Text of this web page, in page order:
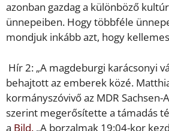
azonban gazdag a különböző
ünnepeiben. Hogy többféle
mondjuk inkább azt, hogy
Hír 2: „A magdeburgi karácsonyi
behajtott az emberek közé.
kormányszóvivő az MDR
szerint megerősítette a támadás
a Bild. „A borzalmak 19:04-kor